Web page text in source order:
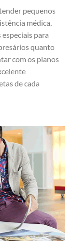
pequenos
médica,
para
quanto
com os planos
de cada